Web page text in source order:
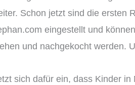
Schon jetzt sind die ersten
eingestellt und
und nachgekocht werden.
sich dafür ein, dass Kinder